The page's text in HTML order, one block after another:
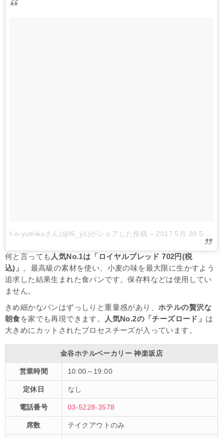
f-o-yumikoさん(@f6_y1)がシェアした投稿 – 2017 5月 20 5:26午前 PDT
何と言っても 人気No.1は「ロイヤルブレッド 702円(税
込)」
。最高級の素材を使い、小麦の味を最大限に生かすよう
追求した結果生まれた食パンです。保存料などは使用してい
ません。
きめ細かなパンはずっしりと重量感があり、 ホテルの贅沢な
朝食を家でも再現できます。 人気No.2の「チーズロード」 は
大きめにカットされたプロセスチーズが入っています。
金谷ホテルベーカリー 神楽坂店
営業時間 10:00～19:00
定休日 なし
電話番号 03-5228-3578
席数 テイクアウトのみ